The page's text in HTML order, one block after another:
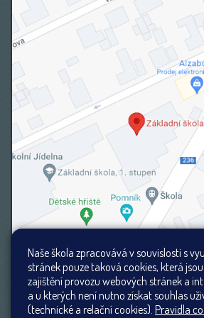
Naše škola zpracovává v souvislosti s
stránek pouze taková cookies, která
zajištění provozu webových stránek a
a u kterých není nutno získat souhlas
(technické a relační cookies). Pravidla